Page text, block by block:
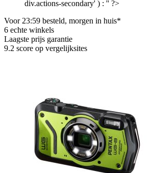
div.actions-secondary' ) : '' ?>
Voor 23:59 besteld, morgen in huis*
6 echte winkels
Laagste prijs garantie
9.2 score op vergelijksites